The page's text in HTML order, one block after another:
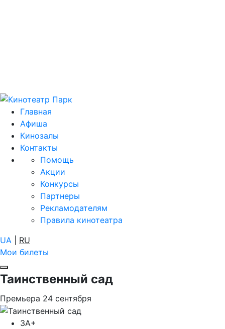
Главная
Афиша
Кинозалы
Контакты
Помощь
Акции
Конкурсы
Партнеры
Рекламодателям
Правила кинотеатра
UA
RU
Мои билеты
Таинственный сад
Премьера 24 сентября
ЗА+